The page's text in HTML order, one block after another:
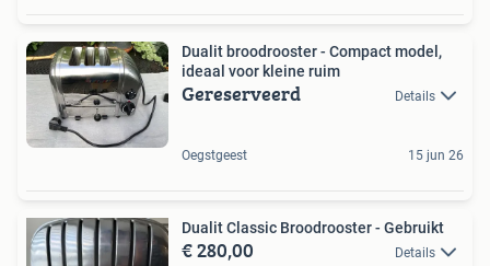
Dualit broodrooster - Compact model,
ideaal voor kleine ruim
Gereserveerd Details
Oegstgeest 15 jun 26
Dualit Classic Broodrooster - Gebruikt
€ 280,00 Details